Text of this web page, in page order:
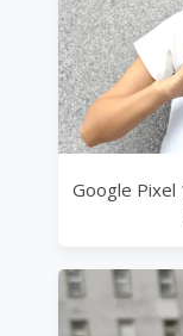
Google Pixel